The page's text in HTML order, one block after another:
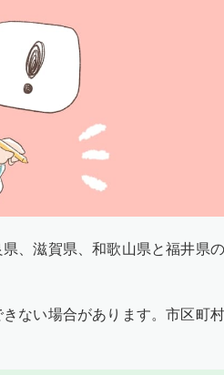
、滋賀県、和歌山県と福井県の
ない場合があります。市区町